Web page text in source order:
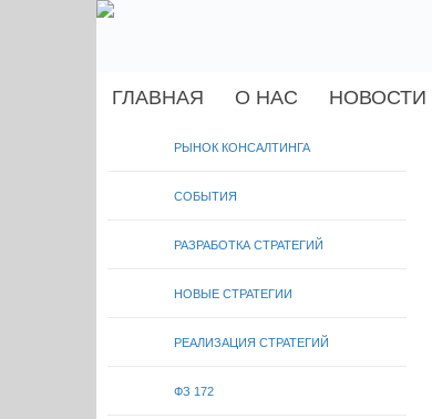
ГЛАВНАЯ О НАС НОВОСТИ
РЫНОК КОНСАЛТИНГА
СОБЫТИЯ
РАЗРАБОТКА СТРАТЕГИЙ
НОВЫЕ СТРАТЕГИИ
РЕАЛИЗАЦИЯ СТРАТЕГИЙ
ФЗ 172